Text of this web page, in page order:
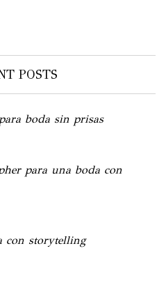
POSTS
boda sin prisas
para una boda con
con storytelling